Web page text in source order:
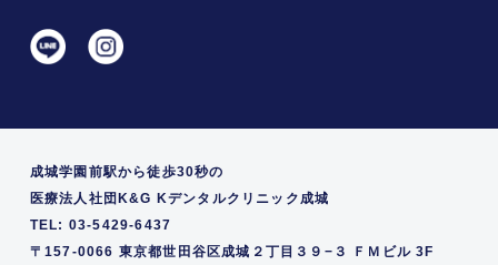
成城学園前駅から徒歩30秒の
医療法人社団K&G Kデンタルクリニック成城
TEL: 03-5429-6437
〒157-0066 東京都世田谷区成城２丁目３９−３ ＦＭビル 3F